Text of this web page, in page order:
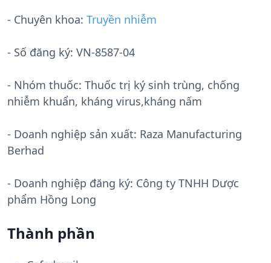
- Chuyên khoa: Truyền nhiễm
- Số đăng ký: VN-8587-04
- Nhóm thuốc: Thuốc trị ký sinh trùng, chống
nhiễm khuẩn, kháng virus,kháng nấm
- Doanh nghiệp sản xuất: Raza Manufacturing
Berhad
- Doanh nghiệp đăng ký: Công ty TNHH Dược
phẩm Hồng Long
Thành phần